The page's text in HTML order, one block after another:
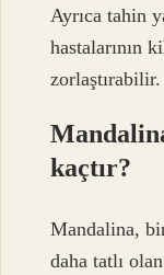
Ayrıca tahin
hastalarının
zorlaştırabilir.
kaçtır?
Mandalina,
daha tatlı